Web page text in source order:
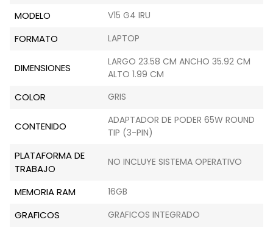
MODELO V15 G4 IRU
FORMATO LAPTOP
DIMENSIONES
LARGO 23.58 CM ANCHO 35.92 CM
ALTO 1.99 CM
COLOR GRIS
CONTENIDO
ADAPTADOR DE PODER 65W ROUND
TIP (3-PIN)
PLATAFORMA DE
TRABAJO
NO INCLUYE SISTEMA OPERATIVO
MEMORIA RAM 16GB
GRAFICOS GRAFICOS INTEGRADO